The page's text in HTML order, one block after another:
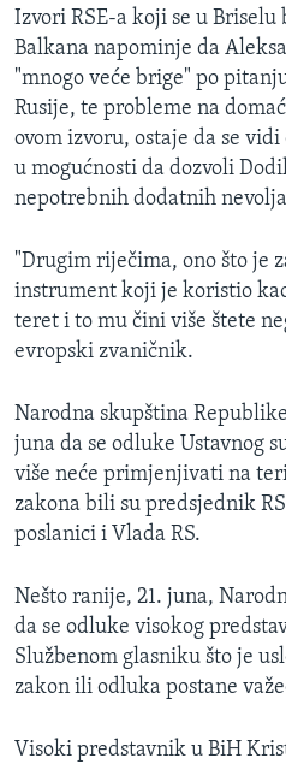
Izvori RSE-a koji se u
Balkana napominje da
"mnogo veće brige" po
Rusije, te probleme na
ovom izvoru, ostaje da se
u mogućnosti da dozvoli
nepotrebnih dodatnih
"Drugim riječima, ono što je
instrument koji je koristio
teret i to mu čini više štete
evropski zvaničnik.
Narodna skupština
juna da se odluke Ustavnog
više neće primjenjivati na
zakona bili su predsjednik
poslanici i Vlada RS.
Nešto ranije, 21. juna,
da se odluke visokog
Službenom glasniku što je
zakon ili odluka postane
Visoki predstavnik u BiH